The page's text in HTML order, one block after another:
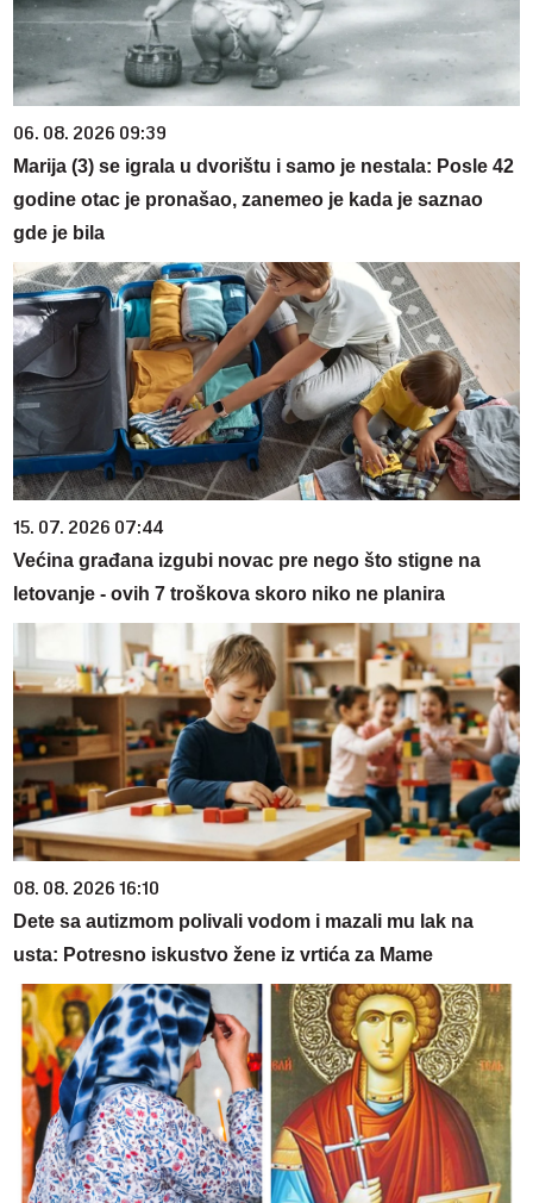
06. 08. 2026 09:39
Marija (3) se igrala u dvorištu i samo je nestala: Posle 42
godine otac je pronašao, zanemeo je kada je saznao
gde je bila
15. 07. 2026 07:44
Većina građana izgubi novac pre nego što stigne na
letovanje - ovih 7 troškova skoro niko ne planira
08. 08. 2026 16:10
Dete sa autizmom polivali vodom i mazali mu lak na
usta: Potresno iskustvo žene iz vrtića za Mame